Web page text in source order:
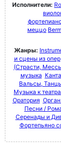
Исполнители:
меццо
Жанры:
и сцены из опер
(Страсти,
музыка
Вальсы,
Музыка к
Оратория
Песни /
Серенады и
Фортепьяно